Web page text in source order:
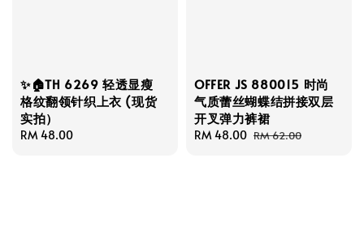
✨🏠TH 6269 轻透显瘦
格纹翻领针织上衣 (现货
实拍）
Regular
RM 48.00
OFFER JS 880015 时尚
气质蕾丝蝴蝶结拼接双层
开叉弹力裤裙
Sale
RM 48.00 Regular
RM 62.00